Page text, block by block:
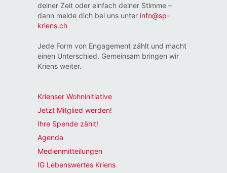
deiner Zeit oder einfach deiner Stimme –
dann melde dich bei uns unter info@sp-
kriens.ch
Jede Form von Engagement zählt und macht
einen Unterschied. Gemeinsam bringen wir
Kriens weiter.
Krienser Wohninitiative
Jetzt Mitglied werden!
Ihre Spende zählt!
Agenda
Medienmitteilungen
IG Lebenswertes Kriens